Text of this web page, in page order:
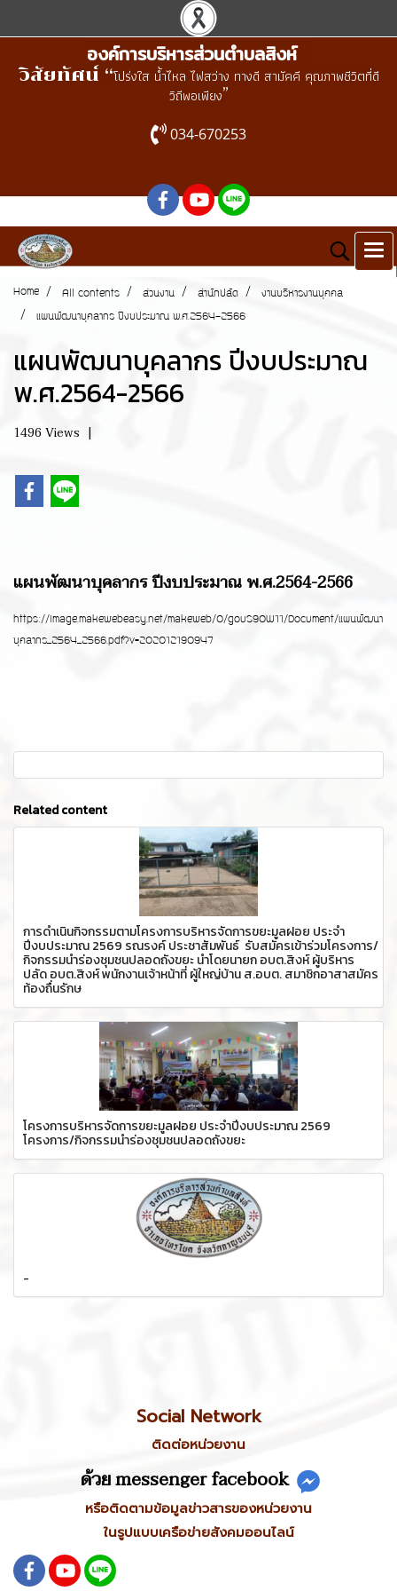
องค์การบริหารส่วนตำบลสิงห์
วิสัยทัศน์ “โปร่งใส น้ำไหล ไฟสว่าง ทางดี สามัคคี คุณภาพชีวิตที่ดี
วิถีพอเพียง”
034-670253
Home All contents ส่วนงาน สำนักปลัด งานบริหารงานบุคคล
แผนพัฒนาบุคลากร ปีงบประมาณ พ.ศ.2564-2566
แผนพัฒนาบุคลากร ปีงบประมาณ
พ.ศ.2564-2566
1496 Views |
แผนพัฒนาบุคลากร ปีงบประมาณ พ.ศ.2564-2566
https://image.makewebeasy.net/makeweb/0/gouS90W11/Document/แผนพัฒนา
บุคลากร_2564_2566.pdf?v=202012190947
Related content
การดำเนินกิจกรรมตามโครงการบริหารจัดการขยะมูลฝอย ประจำ
ปีงบประมาณ 2569 รณรงค์ ประชาสัมพันธ์ รับสมัครเข้าร่วมโครงการ/
กิจกรรมนำร่องชุมชนปลอดถังขยะ นำโดยนายก อบต.สิงห์ ผู้บริหาร
ปลัด อบต.สิงห์ พนักงานเจ้าหน้าที่ ผู้ใหญ่บ้าน ส.อบต. สมาชิกอาสาสมัคร
ท้องถื่นรักษ
โครงการบริหารจัดการขยะมูลฝอย ประจำปีงบประมาณ 2569
โครงการ/กิจกรรมนำร่องชุมชนปลอดถังขยะ
-
Social Network
ติดต่อหน่วยงาน
ด้วย messenger facebook
หรือติดตามข้อมูลข่าวสารของหน่วยงาน
ในรูปแบบเครือข่ายสังคมออนไลน์